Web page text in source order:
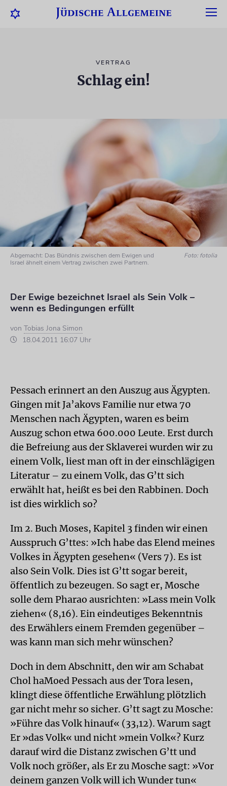
VERTRAG
Schlag ein!
Abgemacht: Das Bündnis zwischen dem Ewigen und
Israel ähnelt einem Vertrag zwischen zwei Partnern.
Foto: fotolia
Der Ewige bezeichnet Israel als Sein Volk –
wenn es Bedingungen erfüllt
von Tobias Jona Simon
18.04.2011 16:07 Uhr
Pessach erinnert an den Auszug aus Ägypten.
Gingen mit Ja’akovs Familie nur etwa 70
Menschen nach Ägypten, waren es beim
Auszug schon etwa 600.000 Leute. Erst durch
die Befreiung aus der Sklaverei wurden wir zu
einem Volk, liest man oft in der einschlägigen
Literatur – zu einem Volk, das G’tt sich
erwählt hat, heißt es bei den Rabbinen. Doch
ist dies wirklich so?
Im 2. Buch Moses, Kapitel 3 finden wir einen
Ausspruch G’ttes: »Ich habe das Elend meines
Volkes in Ägypten gesehen« (Vers 7). Es ist
also Sein Volk. Dies ist G’tt sogar bereit,
öffentlich zu bezeugen. So sagt er, Mosche
solle dem Pharao ausrichten: »Lass mein Volk
ziehen« (8,16). Ein eindeutiges Bekenntnis
des Erwählers einem Fremden gegenüber –
was kann man sich mehr wünschen?
Doch in dem Abschnitt, den wir am Schabat
Chol haMoed Pessach aus der Tora lesen,
klingt diese öffentliche Erwählung plötzlich
gar nicht mehr so sicher. G’tt sagt zu Mosche:
»Führe das Volk hinauf« (33,12). Warum sagt
Er »das Volk« und nicht »mein Volk«? Kurz
darauf wird die Distanz zwischen G’tt und
Volk noch größer, als Er zu Mosche sagt: »Vor
deinem ganzen Volk will ich Wunder tun«